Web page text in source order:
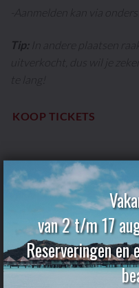
-Aanmelden kan via
Tip:In andere plaatsen
uitverkocht, dus wil je
te lang!
KOOP TICKETS
van 2 t/m 17
Reserveringen